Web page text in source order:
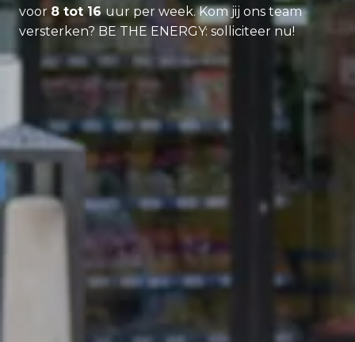
voor 8 tot 16uur per week. Kom jij ons team
versterken? BE THE ENERGY: solliciteer nu!